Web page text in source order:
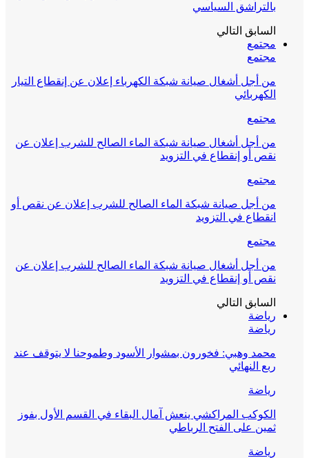
بالتراشق السياسي
السابق التالي
مجتمع
مجتمع
من أجل أشغال صيانة شبكة الكهرباء إعلان عن إنقطاع التيار
الكهربائي
مجتمع
من أجل أشغال صيانة شبكة الماء الصالح للشرب إعلان عن
نقص أو إنقطاع في التزويد
مجتمع
من أجل صيانة شبكة الماء الصالح للشرب إعلان عن نقص أو
انقطاع في التزويد
مجتمع
من أجل أشغال صيانة شبكة الماء الصالح للشرب إعلان عن
نقص أو إنقطاع في التزويد
السابق التالي
رياضة
رياضة
محمد وهبي: فخورون بمشوار الأسود وطموحنا لا يتوقف عند
ربع النهائي
رياضة
الكوكب المراكشي ينعش آمال البقاء في القسم الأول بفوز
ثمين على الفتح الرباطي
رياضة